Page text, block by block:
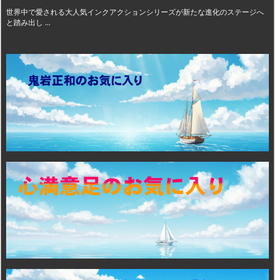
世界中で愛される大人気インクアクションシリーズが新たな進化のステージへ
と踏み出し ...